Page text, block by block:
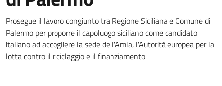
Dettagli della notizia
Prosegue il lavoro congiunto tra Regione Siciliana e Comune di
Palermo per proporre il capoluogo siciliano come candidato
italiano ad accogliere la sede dell'Amla, l'Autorità europea per la
lotta contro il riciclaggio e il finanziamento